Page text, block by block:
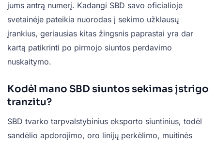
jums antrą numerį. Kadangi SBD savo oficialioje
svetainėje pateikia nuorodas į sekimo užklausų
įrankius, geriausias kitas žingsnis paprastai yra dar
kartą patikrinti po pirmojo siuntos perdavimo
nuskaitymo.
Kodėl mano SBD siuntos sekimas įstrigo
tranzitu?
SBD tvarko tarpvalstybinius eksporto siuntinius, todėl
sandėlio apdorojimo, oro linijų perkėlimo, muitinės